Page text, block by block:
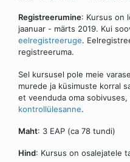
Registreerumine: Kursus on
jaanuar - märts 2019. Kui
eelregistreeruge.
registreeruma.
Sel kursusel pole meie
murede ja küsimuste korral
et veenduda oma
kontrollülesanne.
Maht: 3 EAP (ca 78 tundi)
Hind: Kursus on osalejatele